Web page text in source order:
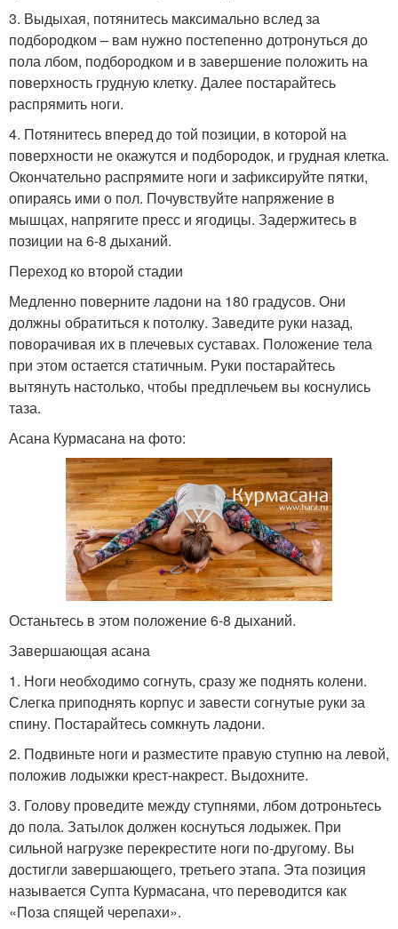
3. Выдыхая, потянитесь максимально вслед за
подбородком – вам нужно постепенно дотронуться до
пола лбом, подбородком и в завершение положить на
поверхность грудную клетку. Далее постарайтесь
распрямить ноги.
4. Потянитесь вперед до той позиции, в которой на
поверхности не окажутся и подбородок, и грудная клетка.
Окончательно распрямите ноги и зафиксируйте пятки,
опираясь ими о пол. Почувствуйте напряжение в
мышцах, напрягите пресс и ягодицы. Задержитесь в
позиции на 6-8 дыханий.
Переход ко второй стадии
Медленно поверните ладони на 180 градусов. Они
должны обратиться к потолку. Заведите руки назад,
поворачивая их в плечевых суставах. Положение тела
при этом остается статичным. Руки постарайтесь
вытянуть настолько, чтобы предплечьем вы коснулись
таза.
Асана Курмасана на фото:
Останьтесь в этом положение 6-8 дыханий.
Завершающая асана
1. Ноги необходимо согнуть, сразу же поднять колени.
Слегка приподнять корпус и завести согнутые руки за
спину. Постарайтесь сомкнуть ладони.
2. Подвиньте ноги и разместите правую ступню на левой,
положив лодыжки крест-накрест. Выдохните.
3. Голову проведите между ступнями, лбом дотроньтесь
до пола. Затылок должен коснуться лодыжек. При
сильной нагрузке перекрестите ноги по-другому. Вы
достигли завершающего, третьего этапа. Эта позиция
называется Супта Курмасана, что переводится как
«Поза спящей черепахи».